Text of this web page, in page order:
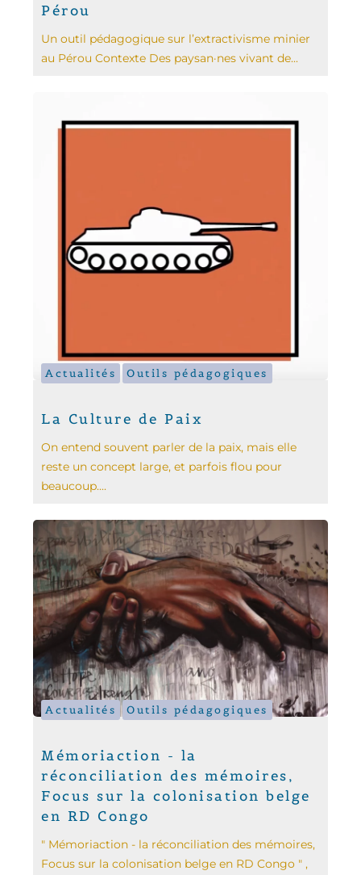
Pérou
Un outil pédagogique sur l’extractivisme minier
au Pérou Contexte Des paysan·nes vivant de...
Actualités Outils pédagogiques
La Culture de Paix
On entend souvent parler de la paix, mais elle
reste un concept large, et parfois flou pour
beaucoup....
Actualités Outils pédagogiques
Mémoriaction - la
réconciliation des mémoires,
Focus sur la colonisation belge
en RD Congo
" Mémoriaction - la réconciliation des mémoires,
Focus sur la colonisation belge en RD Congo " ,